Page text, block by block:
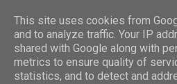
This site uses cookies from
and to analyze traffic. Your IP
shared with Google along with
metrics to ensure quality of
statistics, and to detect and
Blog Moniszona